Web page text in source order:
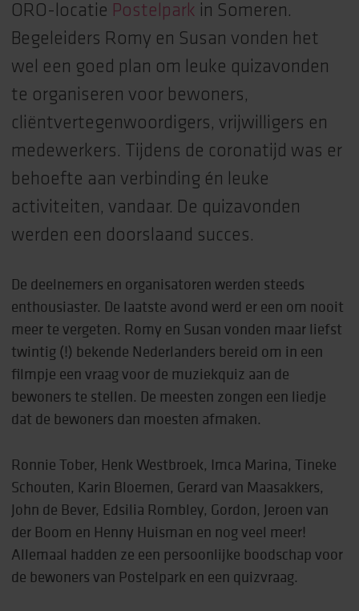
ORO-locatie Postelpark in Someren.
Begeleiders Romy en Susan vonden het
wel een goed plan om leuke quizavonden
te organiseren voor bewoners,
cliëntvertegenwoordigers, vrijwilligers en
medewerkers. Tijdens de coronatijd was er
behoefte aan verbinding én leuke
activiteiten, vandaar. De quizavonden
werden een doorslaand succes.
De deelnemers en organisatoren werden steeds
enthousiaster. De laatste avond werd er een om nooit
meer te vergeten. Romy en Susan vonden maar liefst
twintig (!) bekende Nederlanders bereid om in een
filmpje een vraag voor de muziekquiz aan de
bewoners te stellen. De meesten zongen een liedje
dat de bewoners dan moesten afmaken.
Ronnie Tober, Henk Westbroek, Imca Marina, Tineke
Schouten, Karin Bloemen, Gerard van Maasakkers,
John de Bever, Edsilia Rombley, Gordon, Jeroen van
der Boom en Henny Huisman en nog veel meer!
Allemaal hadden ze een persoonlijke boodschap voor
de bewoners van Postelpark en een quizvraag.